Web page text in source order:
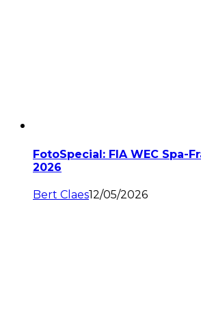
FotoSpecial: FIA WEC Spa-
2026
Bert Claes12/05/2026